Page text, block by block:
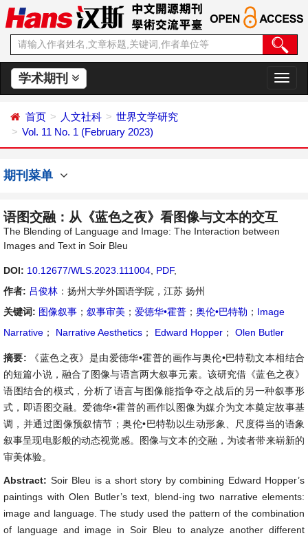
学术期刊
切
换
首页 人文社科
世界文学研究
Vol. 11 No. 1 (February 2023)
期刊菜单
语图交融：从《蓝色之夜》看图像与文本的交互
The Blending of Language and Image: The Interaction between
Images and Text in Soir Bleu
DOI: 10.12677/WLS.2023.111004 PDF,
作者: 吕俊林 ：扬州大学外国语学院，江苏 扬州
关键词: 图像叙事 ； 叙事审美 ； 爱德华•霍普 ； 奥伦•巴特勒 ； Image
Narrative ； Narrative Aesthetics ； Edward Hopper ； Olen Butler
摘要:
《蓝色之夜》是由爱德华•霍普的画作与奥伦•巴特勒文本相结合
的短篇小说，融合了图像与语言两大叙事元素。该研究借《蓝色之夜》
语图结合的模式，分析了语言与图像能指争夺之战后的另一种叙事形
式，即语图交融。爱德华•霍普的画作以图像为媒介为文本奠定故事基
调，并通过图像预叙情节；奥伦•巴特勒以生动形象、尺度得当的语象
叙事呈现电影般的动态视觉感。图像与文本的交融，为读者带来崭新的
审美体验。
Abstract: Soir Bleu is a short story by combining Edward Hopper’s
paintings with Olen Butler’s text, blend-ing two narrative elements:
image and language. The study used the pattern of the combination
of language and image in Soir Bleu to analyze another different